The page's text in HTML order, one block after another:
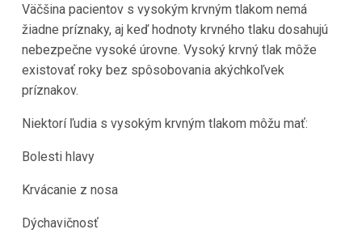
Väčšina pacientov s vysokým krvným tlakom nemá
žiadne príznaky, aj keď hodnoty krvného tlaku dosahujú
nebezpečne vysoké úrovne. Vysoký krvný tlak môže
existovať roky bez spôsobovania akýchkoľvek
príznakov.
Niektorí ľudia s vysokým krvným tlakom môžu mať:
Bolesti hlavy
Krvácanie z nosa
Dýchavičnosť